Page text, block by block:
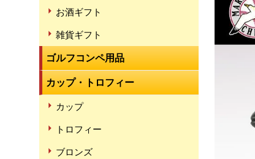
お酒ギフト
雑貨ギフト
ゴルフコンペ用品
カップ・トロフィー
カップ
トロフィー
ブロンズ